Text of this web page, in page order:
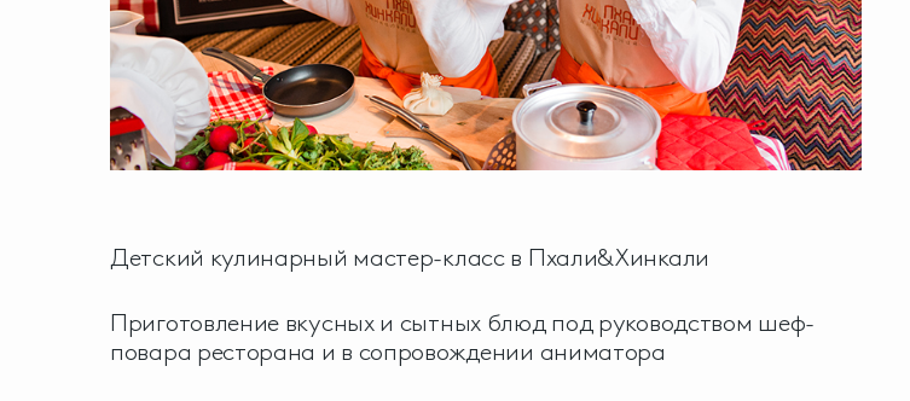
Детский кулинарный мастер-класс в Пхали&Хинкали
Приготовление вкусных и сытных блюд под руководством шеф-
повара ресторана и в сопровождении аниматора